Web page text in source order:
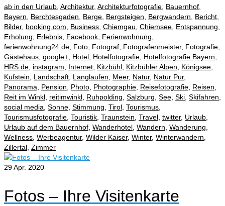
ab in den Urlaub, Architektur, Architekturfotografie, Bauernhof,
Bayern, Berchtesgaden, Berge, Bergsteigen, Bergwandern, Bericht,
Bilder, booking.com, Business, Chiemgau, Chiemsee, Entspannung,
Erholung, Erlebnis, Facebook, Ferienwohnung,
ferienwohnung24.de, Foto, Fotograf, Fotografenmeister, Fotografie,
Gästehaus, google+, Hotel, Hotelfotografie, Hotelfotografie Bayern,
HRS.de, instagram, Internet, Kitzbühl, Kitzbühler Alpen, Königsee,
Kufstein, Landschaft, Langlaufen, Meer, Natur, Natur Pur,
Panorama, Pension, Photo, Photographie, Reisefotografie, Reisen,
Reit im Winkl, reitimwinkl, Ruhpolding, Salzburg, See, Ski, Skifahren,
social media, Sonne, Stimmung, Tirol, Tourismus,
Tourismusfotografie, Touristik, Traunstein, Travel, twitter, Urlaub,
Urlaub auf dem Bauernhof, Wanderhotel, Wandern, Wanderung,
Wellness, Werbeagentur, Wilder Kaiser, Winter, Winterwandern,
Zillertal, Zimmer
29Apr. 2020
Fotos – Ihre Visitenkarte